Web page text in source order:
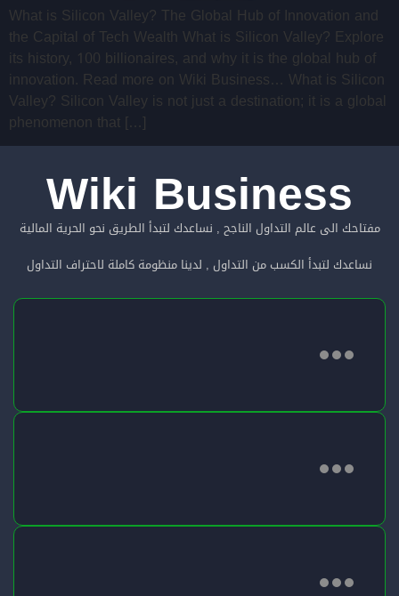
What is Silicon Valley? The Global Hub of Innovation and
the Capital of Tech Wealth What is Silicon Valley? Explore
its history, 100 billionaires, and why it is the global hub of
innovation. Read more on Wiki Business… What is Silicon
Valley? Silicon Valley is not just a destination; it is a global
phenomenon that […]
Wiki Business
مفتاحك الى عالم التداول الناجح , نساعدك لتبدأ الطريق نحو الحرية المالية
نساعدك لتبدأ الكسب من التداول , لدينا منظومة كاملة لاحتراف التداول